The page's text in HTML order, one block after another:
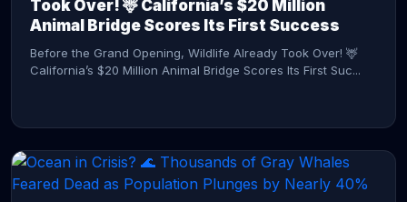
Took Over! 🦌 California’s $20 Million
Animal Bridge Scores Its First Success
Before the Grand Opening, Wildlife Already Took Over! 🦌
California’s $20 Million Animal Bridge Scores Its First Suc...